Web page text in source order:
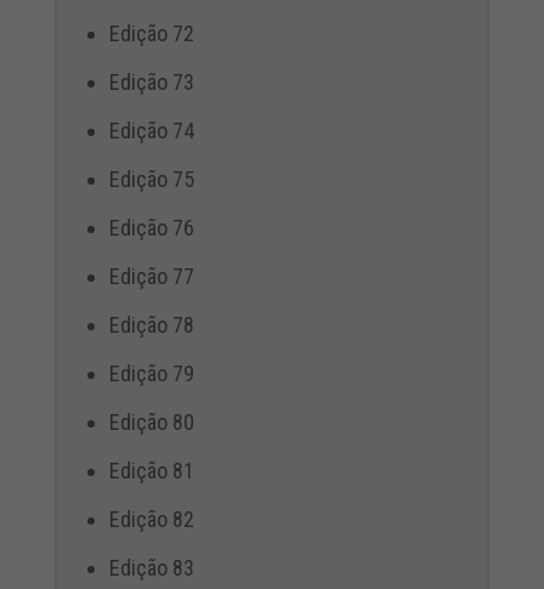
Edição 72
Edição 73
Edição 74
Edição 75
Edição 76
Edição 77
Edição 78
Edição 79
Edição 80
Edição 81
Edição 82
Edição 83